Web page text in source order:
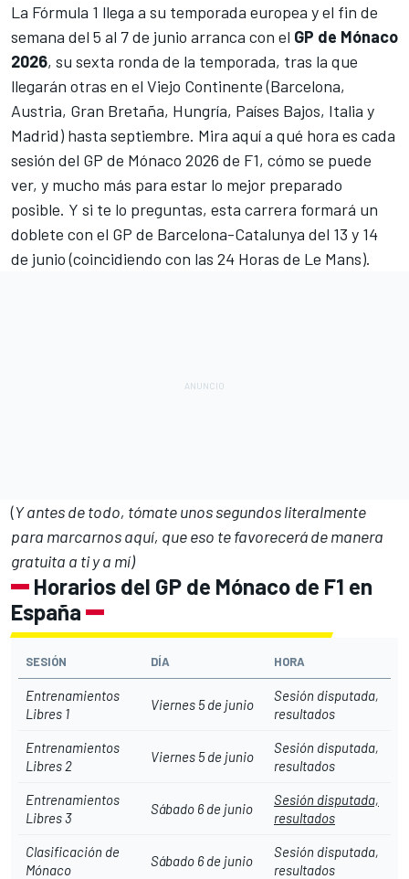
La Fórmula 1 llega a su temporada europea y el fin de
semana del 5 al 7 de junio arranca con el GP de Mónaco
2026, su sexta ronda de la temporada, tras la que
llegarán otras en el Viejo Continente (Barcelona,
Austria, Gran Bretaña, Hungría, Países Bajos, Italia y
Madrid) hasta septiembre. Mira aquí a qué hora es cada
sesión del GP de Mónaco 2026 de F1, cómo se puede
ver, y mucho más para estar lo mejor preparado
posible. Y si te lo preguntas, esta carrera formará un
doblete con el GP de Barcelona-Catalunya del 13 y 14
de junio (coincidiendo con las 24 Horas de Le Mans).
(Y antes de todo, tómate unos segundos literalmente
para marcarnos aquí, que eso te favorecerá de manera
gratuita a ti y a mí)
Horarios del GP de Mónaco de F1 en
España
SESIÓN DÍA HORA
Entrenamientos
Libres 1
Viernes 5 de junio
Sesión disputada,
resultados
Entrenamientos
Libres 2
Viernes 5 de junio
Sesión disputada,
resultados
Entrenamientos
Libres 3
Sábado 6 de junio
Sesión disputada,
resultados
Clasificación de
Mónaco
Sábado 6 de junio
Sesión disputada,
resultados